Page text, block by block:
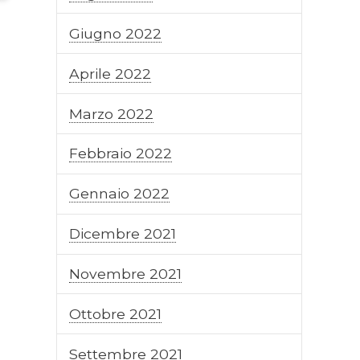
Giugno 2022
Aprile 2022
Marzo 2022
Febbraio 2022
Gennaio 2022
Dicembre 2021
Novembre 2021
Ottobre 2021
Settembre 2021